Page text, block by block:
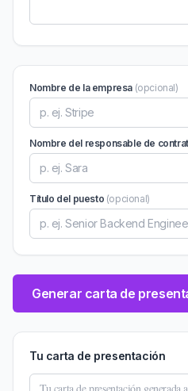
Nombre de la empresa (opcional)
Nombre del responsable de
Título del puesto (opcional)
Generar carta de
Tu carta de presentación